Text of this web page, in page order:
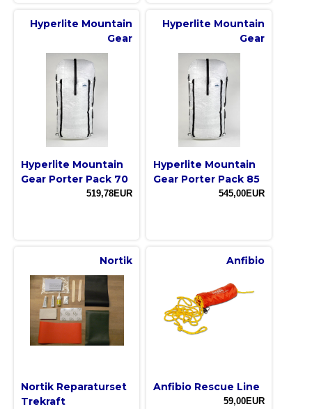
Hyperlite Mountain
Gear
Hyperlite Mountain
Gear Porter Pack 70
519,78EUR
Hyperlite Mountain
Gear
Hyperlite Mountain
Gear Porter Pack 85
545,00EUR
Nortik
Nortik Reparaturset
Trekraft
Anfibio
Anfibio Rescue Line
59,00EUR